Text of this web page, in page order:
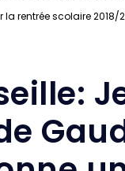
la rentrée scolaire 2018/